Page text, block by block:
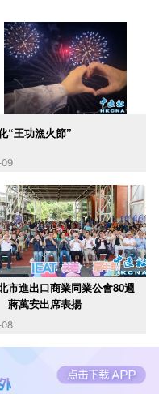
“王功漁火節”
市進出口商業同業公會80週
萬安出席表揚